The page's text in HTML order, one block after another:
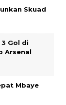
Skuad
Gol di
Arsenal
Mbaye